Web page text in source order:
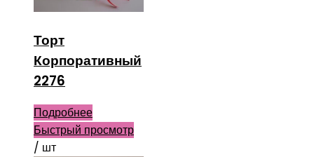
Торт
Корпоративный
2276
Подробнее
Быстрый просмотр
/ шт